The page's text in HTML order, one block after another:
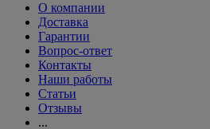
О компании
Доставка
Гарантии
Вопрос-ответ
Контакты
Наши работы
Статьи
Отзывы
...